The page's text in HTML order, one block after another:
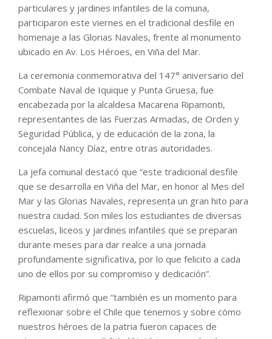
particulares y jardines infantiles de la comuna,
participaron este viernes en el tradicional desfile en
homenaje a las Glorias Navales, frente al monumento
ubicado en Av. Los Héroes, en Viña del Mar.
La ceremonia conmemorativa del 147° aniversario del
Combate Naval de Iquique y Punta Gruesa, fue
encabezada por la alcaldesa Macarena Ripamonti,
representantes de las Fuerzas Armadas, de Orden y
Seguridad Pública, y de educación de la zona, la
concejala Nancy Díaz, entre otras autoridades.
La jefa comunal destacó que “este tradicional desfile
que se desarrolla en Viña del Mar, en honor al Mes del
Mar y las Glorias Navales, representa un gran hito para
nuestra ciudad. Son miles los estudiantes de diversas
escuelas, liceos y jardines infantiles que se preparan
durante meses para dar realce a una jornada
profundamente significativa, por lo que felicito a cada
uno de ellos por su compromiso y dedicación”.
Ripamonti afirmó que “también es un momento para
reflexionar sobre el Chile que tenemos y sobre cómo
nuestros héroes de la patria fueron capaces de